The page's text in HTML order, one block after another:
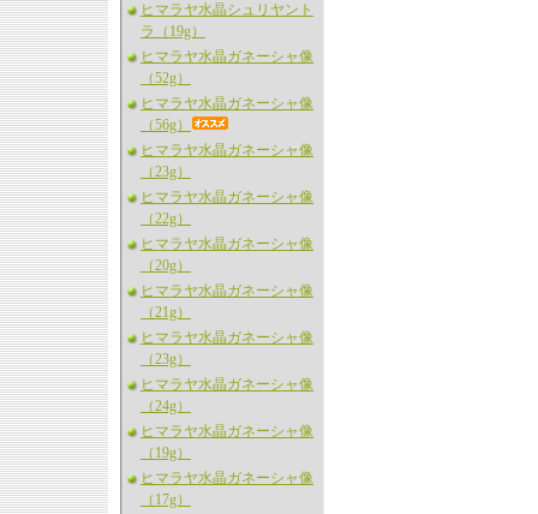
ヒマラヤ水晶シュリヤント
ラ（19g）
ヒマラヤ水晶ガネーシャ像
（52g）
ヒマラヤ水晶ガネーシャ像
（56g）
ヒマラヤ水晶ガネーシャ像
（23g）
ヒマラヤ水晶ガネーシャ像
（22g）
ヒマラヤ水晶ガネーシャ像
（20g）
ヒマラヤ水晶ガネーシャ像
（21g）
ヒマラヤ水晶ガネーシャ像
（23g）
ヒマラヤ水晶ガネーシャ像
（24g）
ヒマラヤ水晶ガネーシャ像
（19g）
ヒマラヤ水晶ガネーシャ像
（17g）